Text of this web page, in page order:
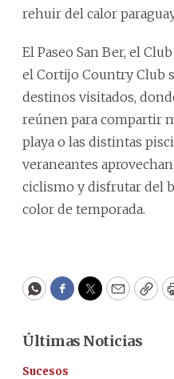
rehuir del calor
El Paseo San Ber, el
el Cortijo Country Club
destinos visitados,
reúnen para compartir
playa o las distintas
veraneantes
ciclismo y disfrutar del
color de temporada.
WhatsApp
Facebook
Twitter
Email
Últimas Noticias
Sucesos